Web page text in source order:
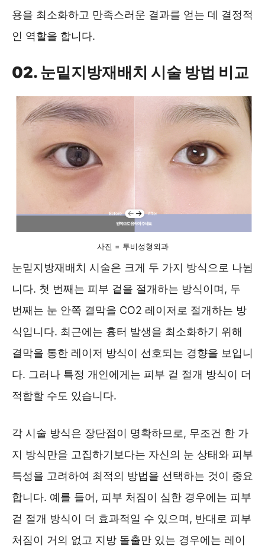
용을 최소화하고 만족스러운 결과를 얻는 데 결정적
인 역할을 합니다.
02. 눈밑지방재배치 시술 방법 비교
사진 = 투비성형외과
눈밑지방재배치 시술은 크게 두 가지 방식으로 나뉩
니다. 첫 번째는 피부 겉을 절개하는 방식이며, 두
번째는 눈 안쪽 결막을 CO2 레이저로 절개하는 방
식입니다. 최근에는 흉터 발생을 최소화하기 위해
결막을 통한 레이저 방식이 선호되는 경향을 보입니
다. 그러나 특정 개인에게는 피부 겉 절개 방식이 더
적합할 수도 있습니다.
각 시술 방식은 장단점이 명확하므로, 무조건 한 가
지 방식만을 고집하기보다는 자신의 눈 상태와 피부
특성을 고려하여 최적의 방법을 선택하는 것이 중요
합니다. 예를 들어, 피부 처짐이 심한 경우에는 피부
겉 절개 방식이 더 효과적일 수 있으며, 반대로 피부
처짐이 거의 없고 지방 돌출만 있는 경우에는 레이